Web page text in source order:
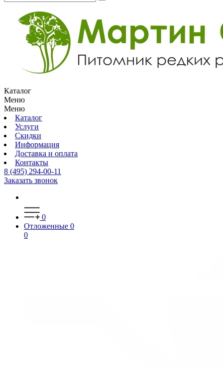
Каталог
Меню
Меню
Каталог
Услуги
Скидки
Информация
Доставка и оплата
Контакты
8 (495) 294-00-11
Заказать звонок
0
Отложенные 0
0